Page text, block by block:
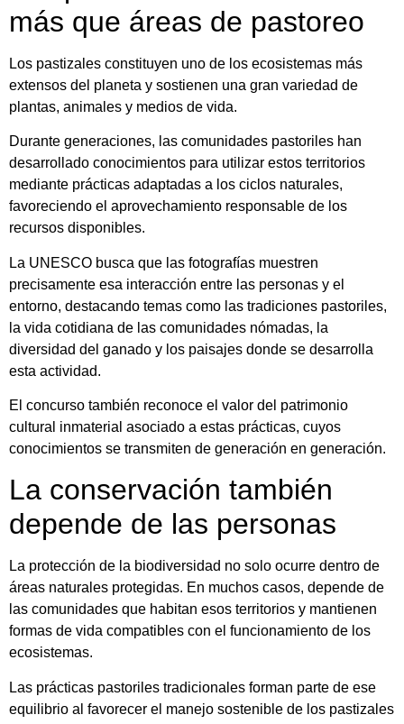
más que áreas de pastoreo
Los pastizales constituyen uno de los ecosistemas más
extensos del planeta y sostienen una gran variedad de
plantas, animales y medios de vida.
Durante generaciones, las comunidades pastoriles han
desarrollado conocimientos para utilizar estos territorios
mediante prácticas adaptadas a los ciclos naturales,
favoreciendo el aprovechamiento responsable de los
recursos disponibles.
La UNESCO busca que las fotografías muestren
precisamente esa interacción entre las personas y el
entorno, destacando temas como las tradiciones pastoriles,
la vida cotidiana de las comunidades nómadas, la
diversidad del ganado y los paisajes donde se desarrolla
esta actividad.
El concurso también reconoce el valor del patrimonio
cultural inmaterial asociado a estas prácticas, cuyos
conocimientos se transmiten de generación en generación.
La conservación también
depende de las personas
La protección de la biodiversidad no solo ocurre dentro de
áreas naturales protegidas. En muchos casos, depende de
las comunidades que habitan esos territorios y mantienen
formas de vida compatibles con el funcionamiento de los
ecosistemas.
Las prácticas pastoriles tradicionales forman parte de ese
equilibrio al favorecer el manejo sostenible de los pastizales